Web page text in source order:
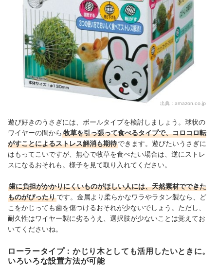
出典： amazon.co.jp
遊び好きのうさぎには、ボールタイプを検討しましょう。球状の
ワイヤーの間から 牧草を引っ張って食べるタイプで、コロコロ転
がすことによるストレス解消も期待できます。遊びたいうさぎに
はもってこいですが、無心で牧草を食べたい場合は、逆にストレ
スになるおそれも。様子を見て取り入れてください。
歯に負担がかかりにくいものがほしい人には、天然素材でできた
ものがぴったりです。金属より柔らかなワラやラタン製なら、ど
こをかじっても歯を傷つけるおそれが少ないでしょう。ただし、
耐久性はワイヤー製に劣るうえ、選択肢が少ないことは覚えてお
いてくださいね。
ローラータイプ：かじり木としても活用したいときに。
いろいろな設置方法が可能